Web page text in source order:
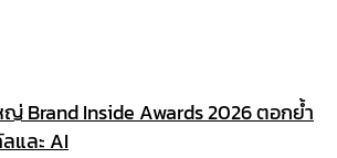
ญ่ Brand Inside Awards 2026 ตอกย้ำ
และ AI